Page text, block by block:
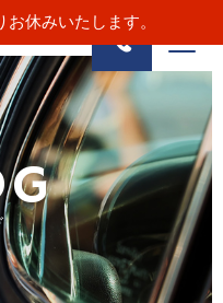
休みいたします。